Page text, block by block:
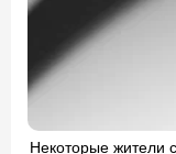
Некоторые жители